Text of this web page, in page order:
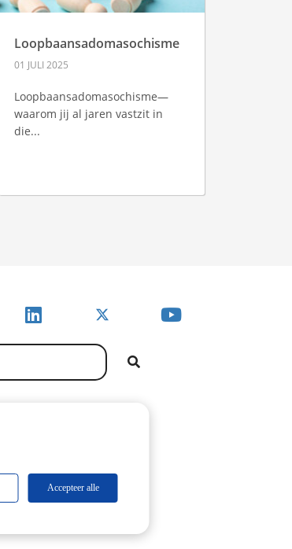
Loopbaansadomasochisme
01 JULI 2025
Loopbaansadomasochisme—
waarom jij al jaren vastzit in
die...
Accepteer alle